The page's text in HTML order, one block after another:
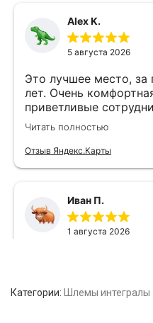
Категории: Шлемы интегралы